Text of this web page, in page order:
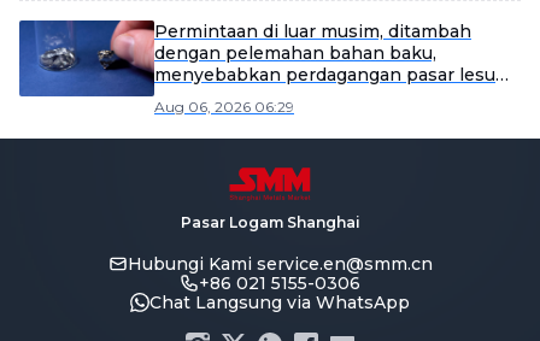
Permintaan di luar musim, ditambah
dengan pelemahan bahan baku,
menyebabkan perdagangan pasar lesu
Rare Earth Weekly Review]
Aug 06, 2026 06:29
Pasar Logam Shanghai
Hubungi Kami service.en@smm.cn
+86 021 5155-0306
Chat Langsung via WhatsApp